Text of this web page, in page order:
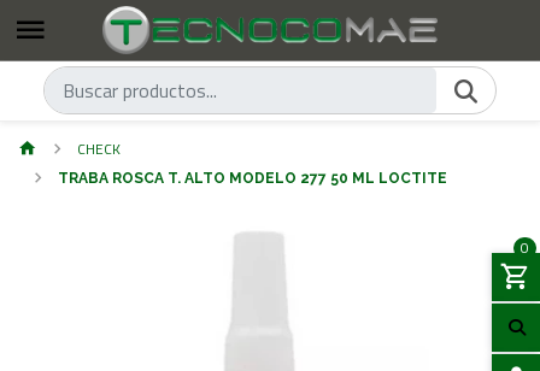
0
CHECK
TRABA ROSCA T. ALTO MODELO 277 50 ML LOCTITE